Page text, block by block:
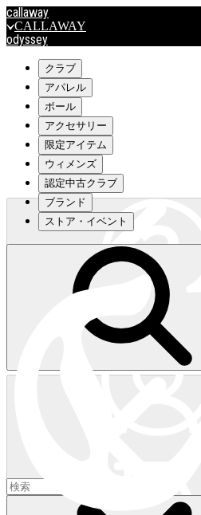
callaway
CALLAWAY
odyssey
travismathew
outlet
OUTLET
キャロウェイアパレルはこちら>>>
キャロウェイアパレルはこちら>>>
クラブ
アパレル
ボール
アクセサリー
限定アイテム
ウィメンズ
認定中古クラブ
ブランド
ストア・イベント